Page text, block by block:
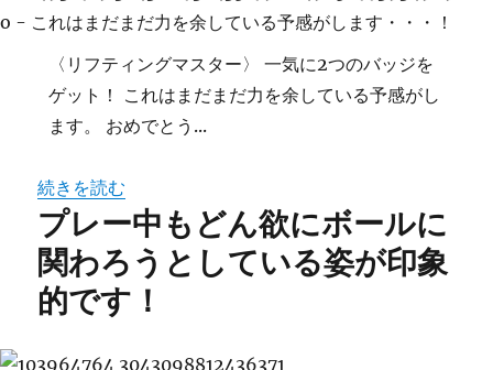
〈リフティングマスター〉 一気に2つのバッジを
ゲット！ これはまだまだ力を余している予感がし
ます。 おめでとう...
続きを読む
プレー中もどん欲にボールに
関わろうとしている姿が印象
的です！